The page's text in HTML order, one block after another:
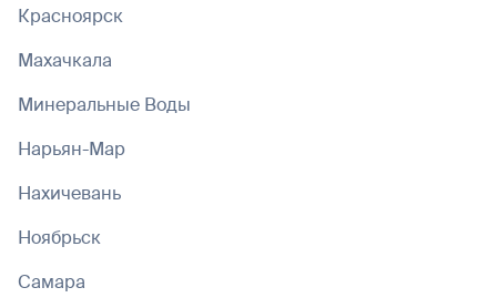
Красноярск
Махачкала
Минеральные Воды
Нарьян-Мар
Нахичевань
Ноябрьск
Самара